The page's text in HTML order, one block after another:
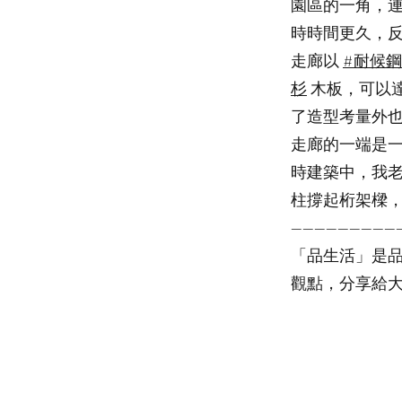
園區的一角，
時時間更久，
走廊以 #耐候鋼
杉 木板，可以
了造型考量外
走廊的一端是
時建築中，我
柱撐起桁架樑
「品生活」是
觀點，分享給